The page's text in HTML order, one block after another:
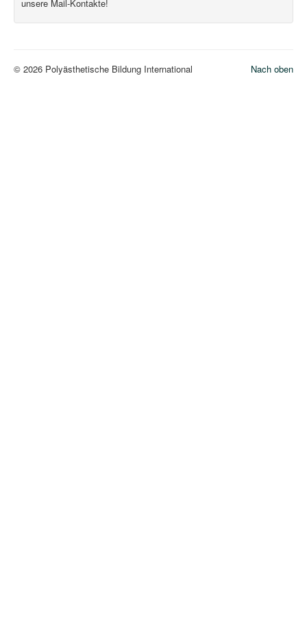
unsere Mail-Kontakte!
Nach oben
© 2026 Polyästhetische Bildung International